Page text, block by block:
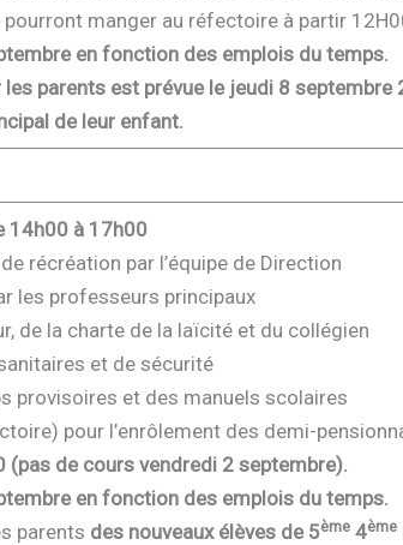
manger au réfectoire à partir
en fonction des emplois du temps.
parents est prévue le jeudi 8
de leur enfant.
14h00 à 17h00
récréation par l’équipe de Direction
les professeurs principaux
de la charte de la laïcité et du collégien
et de sécurité
provisoires et des manuels scolaires
pour l’enrôlement des demi-
(pas de cours vendredi 2 septembre).
en fonction des emplois du temps.
parents des nouveaux élèves de 5ème4ème